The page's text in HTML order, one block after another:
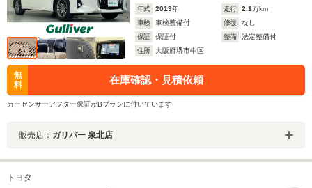
年式 2019年 走行 2.1万km
車検
車検整備付 修復
なし
保証
保証付 整備
法定整備付
住所
大阪府堺市中区
無
料
在庫確認・見積依頼
カーセンサーアフター保証がBプランに付いています
販売店： ガリバー 泉北店
トヨタ